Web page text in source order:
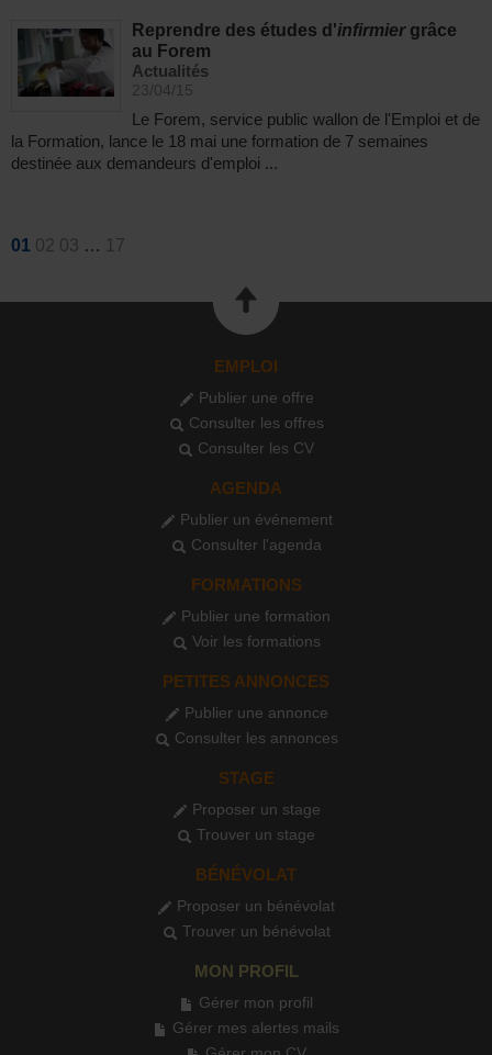
Reprendre des études d'infirmiergrâce
au Forem
Actualités
23/04/15
Le Forem, service public wallon de l'Emploi et de
la Formation, lance le 18 mai une formation de 7 semaines
destinée aux demandeurs d'emploi ...
01 02 03 … 17
EMPLOI
Publier une offre
Consulter les offres
Consulter les CV
AGENDA
Publier un événement
Consulter l'agenda
FORMATIONS
Publier une formation
Voir les formations
PETITES ANNONCES
Publier une annonce
Consulter les annonces
STAGE
Proposer un stage
Trouver un stage
BÉNÉVOLAT
Proposer un bénévolat
Trouver un bénévolat
MON PROFIL
Gérer mon profil
Gérer mes alertes mails